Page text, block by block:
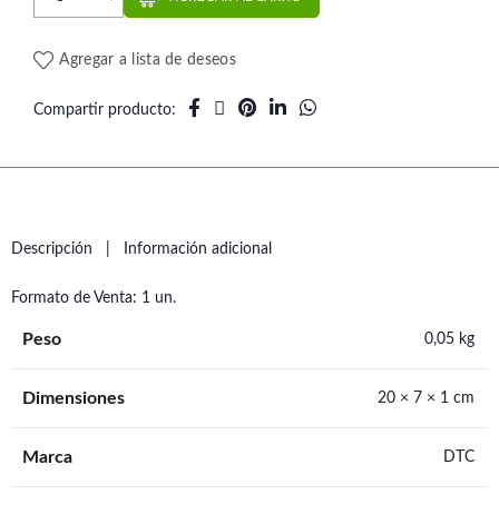
Agregar a lista de deseos
Compartir producto
Descripción Información adicional
Formato de Venta: 1 un.
Peso 0,05 kg
Dimensiones 20 × 7 × 1 cm
Marca DTC